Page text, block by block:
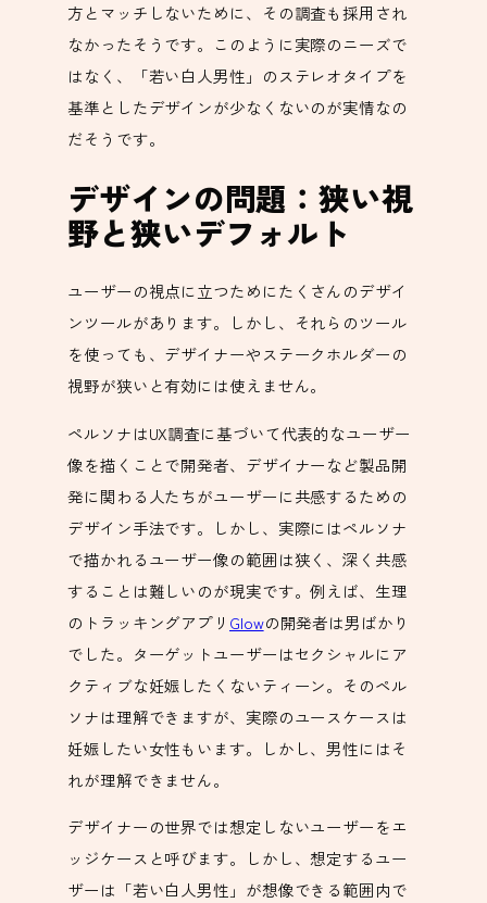
方とマッチしないために、その調査も採用され
なかったそうです。このように実際のニーズで
はなく、「若い白人男性」のステレオタイプを
基準としたデザインが少なくないのが実情なの
だそうです。
デザインの問題：狭い視
野と狭いデフォルト
ユーザーの視点に立つためにたくさんのデザイ
ンツールがあります。しかし、それらのツール
を使っても、デザイナーやステークホルダーの
視野が狭いと有効には使えません。
ペルソナはUX調査に基づいて代表的なユーザー
像を描くことで開発者、デザイナーなど製品開
発に関わる人たちがユーザーに共感するための
デザイン手法です。しかし、実際にはペルソナ
で描かれるユーザー像の範囲は狭く、深く共感
することは難しいのが現実です。例えば、生理
のトラッキングアプリ Glowの開発者は男ばかり
でした。ターゲットユーザーはセクシャルにア
クティブな妊娠したくないティーン。そのペル
ソナは理解できますが、実際のユースケースは
妊娠したい女性もいます。しかし、男性にはそ
れが理解できません。
デザイナーの世界では想定しないユーザーをエ
ッジケースと呼びます。しかし、想定するユー
ザーは「若い白人男性」が想像できる範囲内で